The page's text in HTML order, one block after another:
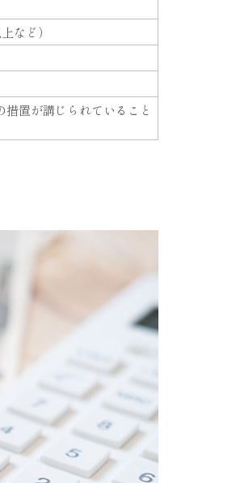
など）
置が講じられていること